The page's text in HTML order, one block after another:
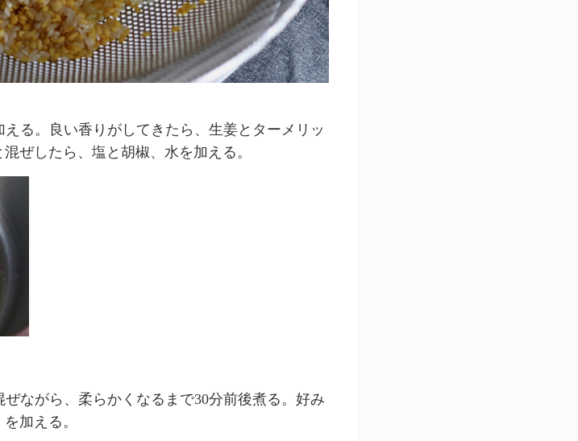
る。良い香りがしてきたら、生姜とターメリッ
ぜしたら、塩と胡椒、水を加える。
ながら、柔らかくなるまで30分前後煮る。好み
加える。